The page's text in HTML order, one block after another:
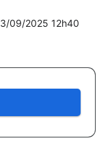
09/2025 12h40